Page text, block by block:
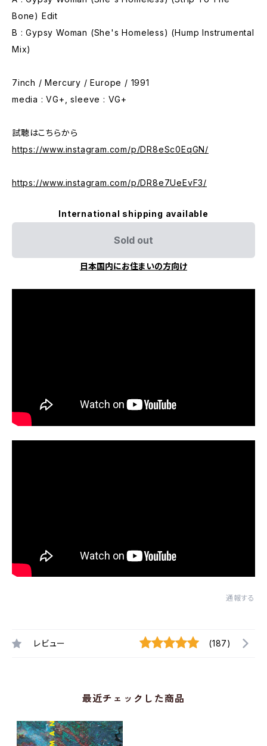
Bone) Edit
B : Gypsy Woman (She's Homeless) (Hump Instrumental
Mix)
7inch / Mercury / Europe / 1991
media : VG+, sleeve : VG+
試聴はこちらから
https://www.instagram.com/p/DR8eSc0EqGN/
https://www.instagram.com/p/DR8e7UeEvF3/
International shipping available
Sold out
日本国内にお住まいの方向け
通報する
レビュー (187)
最近チェックした商品